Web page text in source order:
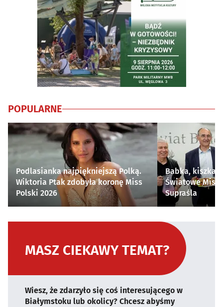
POPULARNE
Podlasianka najpiękniejszą Polką.
Wiktoria Ptak zdobyła koronę Miss
Polski 2026
Babka, kiszka i
Światowe
Supraśla
MASZ CIEKAWY TEMAT?
Wiesz, że zdarzyło się coś interesującego w
Białymstoku lub okolicy? Chcesz abyśmy